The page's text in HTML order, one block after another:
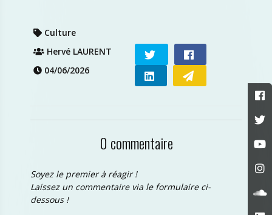
Culture
Hervé LAURENT
04/06/2026
0 commentaire
Soyez le premier à réagir !
Laissez un commentaire via le formulaire ci-
dessous !